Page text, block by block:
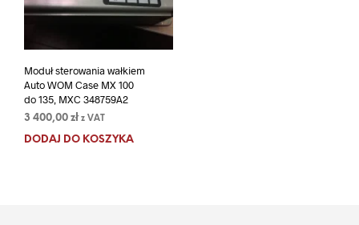
Moduł sterowania wałkiem
Auto WOM Case MX 100
do 135, MXC 348759A2
3 400,00 zł z VAT
DODAJ DO KOSZYKA